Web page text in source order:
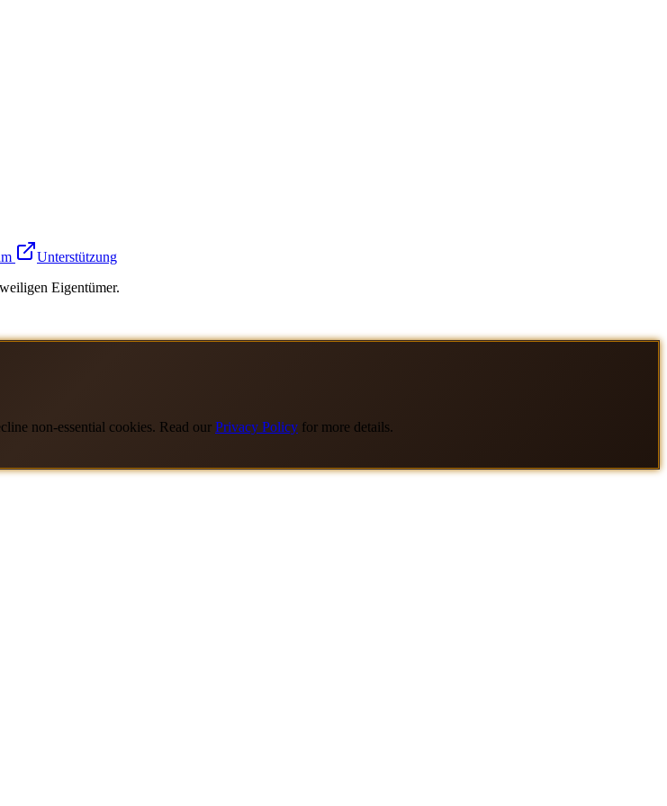
Unterstützung
Eigentümer.
non-essential cookies. Read our Privacy Policy for more details.